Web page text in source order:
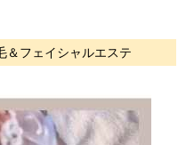
＆フェイシャルエステ